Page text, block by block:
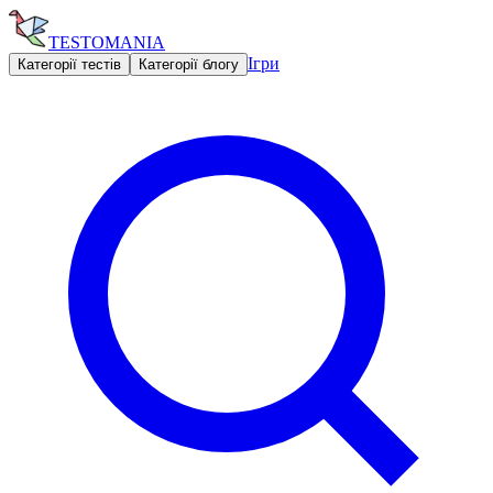
TESTOMANIA
Категорії тестів Категорії блогу Ігри